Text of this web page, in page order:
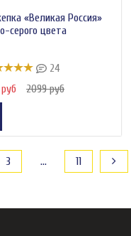
«Великая Россия»
серого цвета
24
2099 руб
3 … 11